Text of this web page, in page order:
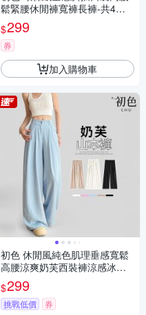
鬆緊腰休閒褲寬褲長褲-共4色-3
9538(M-XL可選)
$299
券
加入購物車
初色 休閒風純色肌理垂感寬鬆
高腰涼爽奶芙西裝褲涼感冰絲
山本褲寬褲長褲-共2款6色-129
99(M-XL可選)
$299
挑戰低價 券